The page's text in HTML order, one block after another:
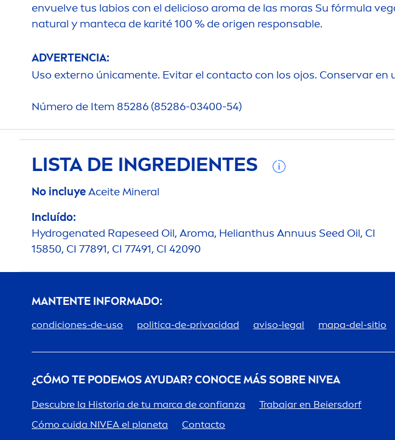
envuelve tus labios con el delicioso aroma de las moras Su fórmula
natural y manteca de karité 100 % de origen responsable.
ADVERTENCIA:
Uso externo únicamente. Evitar el contacto con los ojos. Conservar en
Número de Item 85286 (85286-03400-54)
LISTA DE INGREDIENTES
No incluyeAceite Mineral
Incluído:
Hydrogenated Rapeseed Oil, Aroma, Helianthus Annuus Seed Oil, CI
15850, CI 77891, CI 77491, CI 42090
MANTENTE INFORMADO:
condiciones-de-uso politica-de-privacidad aviso-legal mapa-del-sitio
¿CÓMO TE PODEMOS AYUDAR? CONOCE MÁS SOBRE NIVEA
Descubre la Historia de tu marca de confianza
Trabajar en Beiersdorf
Cómo cuida NIVEA el planeta Contacto